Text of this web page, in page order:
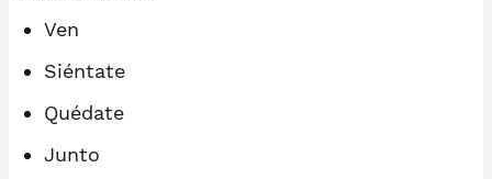
Ven
Siéntate
Quédate
Junto